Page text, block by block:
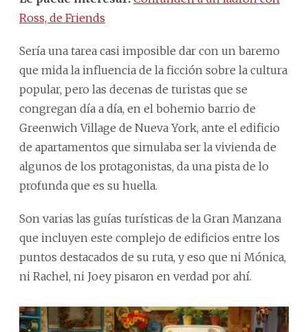
Ross, de Friends
Sería una tarea casi imposible dar con un baremo
que mida la influencia de la ficción sobre la cultura
popular, pero las decenas de turistas que se
congregan día a día, en el bohemio barrio de
Greenwich Village de Nueva York, ante el edificio
de apartamentos que simulaba ser la vivienda de
algunos de los protagonistas, da una pista de lo
profunda que es su huella.
Son varias las guías turísticas de la Gran Manzana
que incluyen este complejo de edificios entre los
puntos destacados de su ruta, y eso que ni Mónica,
ni Rachel, ni Joey pisaron en verdad por ahí.